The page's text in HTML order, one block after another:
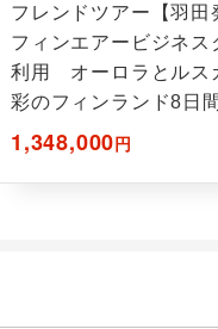
フレンドツアー【羽田
フィンエアービジネス
利用 オーロラとル
彩のフィンランド8日間
1,348,000円